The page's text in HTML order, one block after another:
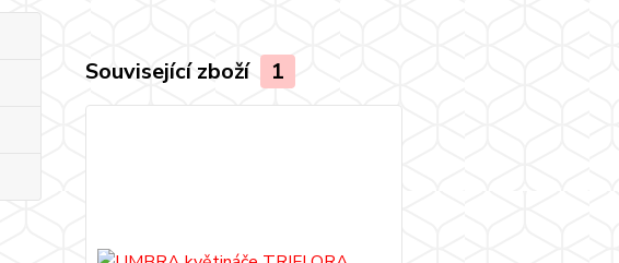
Související zboží 1